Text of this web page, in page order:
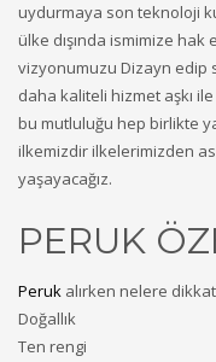
uydurmaya son teknoloji
ülke dışında ismimize hak
vizyonumuzu Dizayn edip
daha kaliteli hizmet aşkı
bu mutluluğu hep birlikte
ilkemizdir ilkelerimizden
yaşayacağız.
PERUK
Peruk alırken nelere
Doğallık
Ten rengi